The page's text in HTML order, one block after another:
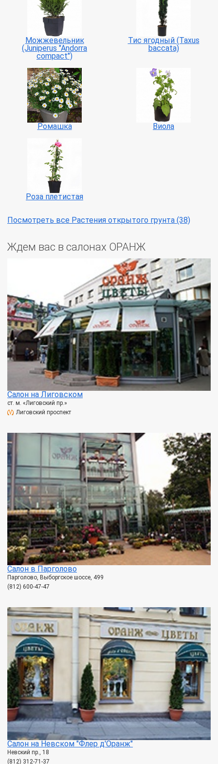
Можжевельник
(Juniperus "Andorra
compact")
Тис ягодный (Taxus
baccata)
Ромашка Виола
Роза плетистая
Посмотреть все Растения открытого грунта (38)
Ждем вас в салонах ОРАНЖ
Салон на Лиговском
ст. м. «Лиговский пр.»
Лиговский проспект
Салон в Парголово
Парголово, Выборгское шоссе, 499
(812) 600-47-47
Салон на Невском "Флер д'Оранж"
Невский пр., 18
(812) 312-71-37